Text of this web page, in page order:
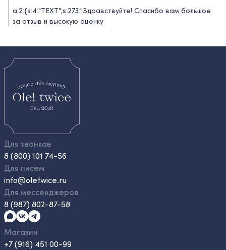
a:2:{s:4:"TEXT";s:273:"Здравствуйте! Спасибо вам большое
за отзыв и высокую оценку
Для звонков
8 (800) 101 74-56
Для писем
info@oletwice.ru
Для мессенджеров
8 (987) 802-87-58
Магазин
+7 (916) 451 00-99